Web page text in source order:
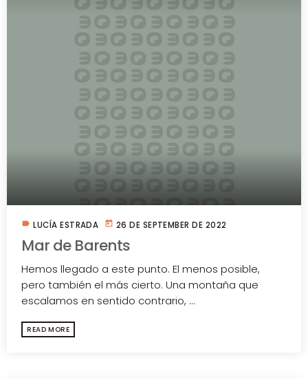
label LUCÍA ESTRADA today 26 DE SEPTEMBER DE 2022
Mar de Barents
Hemos llegado a este punto. El menos posible,
pero también el más cierto. Una montaña que
escalamos en sentido contrario, ...
READ MORE